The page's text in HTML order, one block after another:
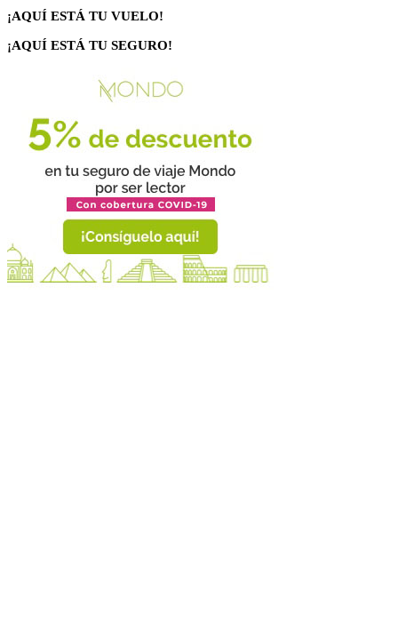
¡AQUÍ ESTÁ TU VUELO!
¡AQUÍ ESTÁ TU SEGURO!